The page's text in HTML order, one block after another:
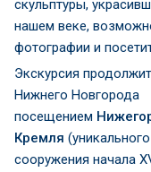
скульптуры,
нашем веке,
фотографии и
Экскурсия
Нижнего Новгорода
посещением
Кремля
сооружения начала